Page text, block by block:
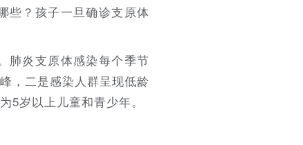
些？孩子一旦确诊支原体
肺炎支原体感染每个季节
，二是感染人群呈现低龄
岁以上儿童和青少年。